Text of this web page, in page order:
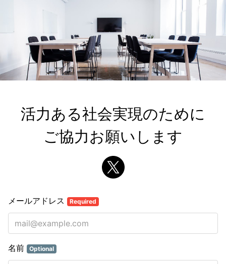
活力ある社会実現のために
ご協力お願いします
メールアドレス Required
名前 Optional